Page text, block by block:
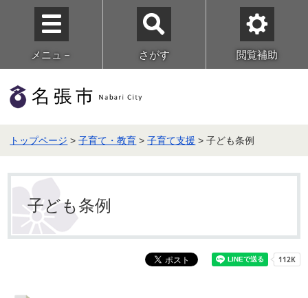
メニュ－ さがす 閲覧補助
トップページ >子育て・教育 >子育て支援 > 子ども条例
子ども条例